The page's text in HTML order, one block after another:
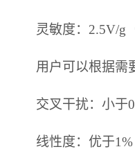
灵敏度： 2.5V/g
用户可以根据需
交叉干扰：小于
线性度：优于1%